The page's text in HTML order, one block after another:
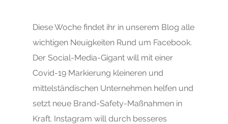
Diese Woche findet ihr in unserem Blog alle
wichtigen Neuigkeiten Rund um Facebook.
Der Social-Media-Gigant will mit einer
Covid-19 Markierung kleineren und
mittelständischen Unternehmen helfen und
setzt neue Brand-Safety-Maßnahmen in
Kraft. Instagram will durch besseres